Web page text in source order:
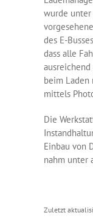
wurde unter
des E-
dass alle
beim Laden
mittels
Die
Einbau von
nahm unter
Zuletzt